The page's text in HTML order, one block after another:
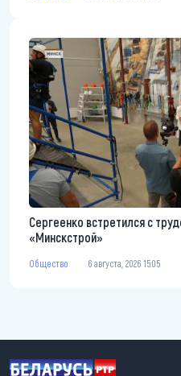
Сергеенко встретился с
«Минскстрой»
Общество 6 августа, 2026 15:05